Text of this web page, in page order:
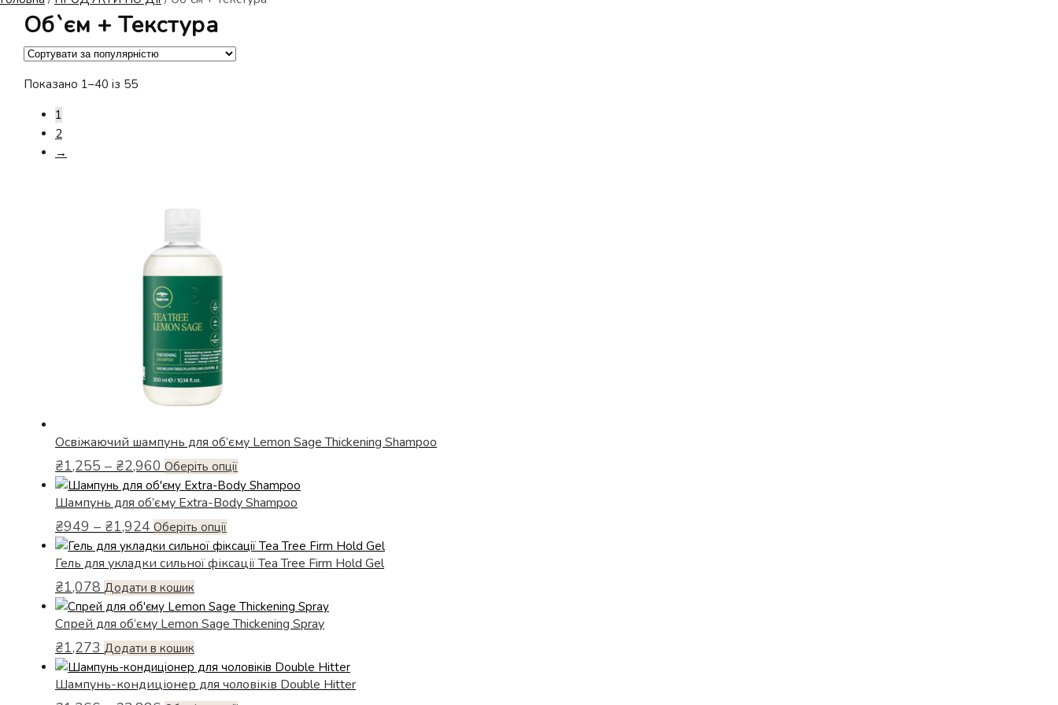
Об`єм + Текстура
Показано 1–40 із 55Відсортовано
1
2
→
Освіжаючий шампунь для об’єму Lemon Sage Thickening Shampoo
₴1,255 – ₴2,960 Діапазон
цін:
від
₴1,255
до
₴2,960
Оберіть опціїЦей
товар
має
варіантів.
Параметри
вибрати
на
Шампунь для об’єму Extra-Body Shampoo
₴949 – ₴1,924 Діапазон
цін:
від
₴949
до
₴1,924
Оберіть опціїЦей
товар
має
варіантів.
Параметри
вибрати
на
Гель для укладки сильної фіксації Tea Tree Firm Hold Gel
₴1,078 Додати в кошик
Спрей для об’єму Lemon Sage Thickening Spray
₴1,273 Додати в кошик
Шампунь-кондиціонер для чоловіків Double Hitter